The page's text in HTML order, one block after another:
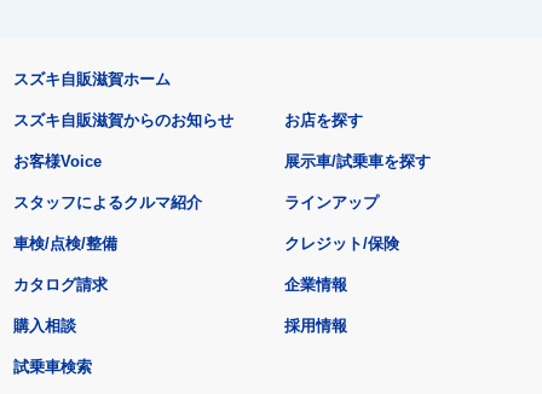
スズキ自販滋賀ホーム
スズキ自販滋賀からのお知らせ
お客様Voice
スタッフによるクルマ紹介
お店を探す
展示車/試乗車を探す
ラインアップ
車検/点検/整備 クレジット/保険
カタログ請求
購入相談
試乗車検索
企業情報
採用情報